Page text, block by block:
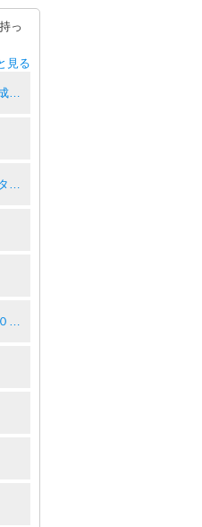
っ
見る
おでかけステージ東南アジアを達成度１００％
はじめてのワールドエンドファンタジー
おでかけステージ九州を達成度１００％